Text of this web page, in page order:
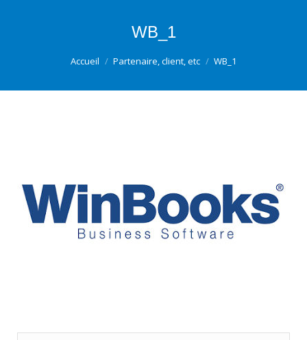
WB_1
Vous êtes ici :Accueil Partenaire, client, etc WB_1